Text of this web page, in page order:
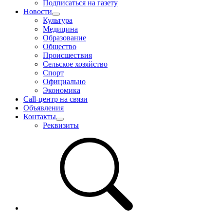
Подписаться на газету
Новости
Культура
Медицина
Образование
Общество
Происшествия
Сельское хозяйство
Спорт
Официально
Экономика
Call-центр на связи
Объявления
Контакты
Реквизиты